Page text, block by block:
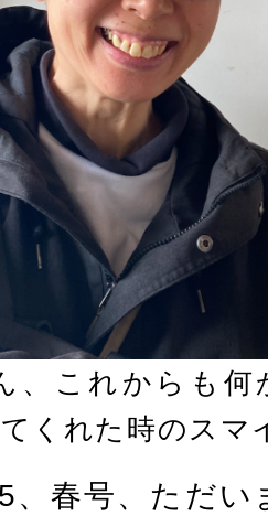
、これからも
くれた時のスマ
、春号、ただい